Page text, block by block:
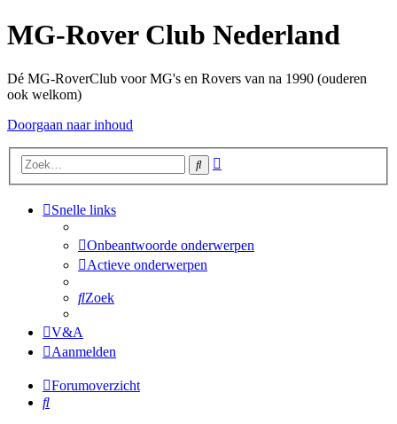
MG-Rover Club Nederland
Dé MG-RoverClub voor MG's en Rovers van na 1990 (ouderen
ook welkom)
Doorgaan naar inhoud
Zoek
Snelle links
Onbeantwoorde onderwerpen
Actieve onderwerpen
Zoek
V&A
Aanmelden
Forumoverzicht
Zoek